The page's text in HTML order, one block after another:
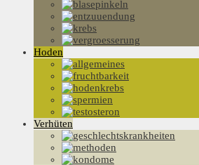
Hoden
Verhüten